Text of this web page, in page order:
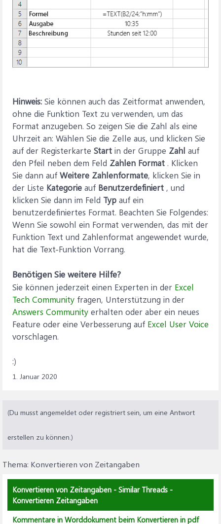
Hinweis: Sie können auch das Zeitformat anwenden,
ohne die Funktion Text zu verwenden, um das
Format anzugeben. So zeigen Sie die Zahl als eine
Uhrzeit an: Wählen Sie die Zelle aus, und klicken Sie
auf der Registerkarte Start in der Gruppe Zahl auf
den Pfeil neben dem Feld Zahlen Format . Klicken
Sie dann auf Weitere Zahlenformate, klicken Sie in
der Liste Kategorie auf Benutzerdefiniert , und
klicken Sie dann im Feld Typ auf ein
benutzerdefiniertes Format. Beachten Sie Folgendes:
Wenn Sie sowohl ein Format verwenden, das mit der
Funktion Text und Zahlenformat angewendet wurde,
hat die Text-Funktion Vorrang.
Benötigen Sie weitere Hilfe?
Sie können jederzeit einen Experten in der Excel
Tech Community fragen, Unterstützung in der
Answers Community erhalten oder aber ein neues
Feature oder eine Verbesserung auf Excel User Voice
vorschlagen.
:)
1. Januar 2020
(Du musst angemeldet oder registriert sein, um eine Antwort
erstellen zu können.)
Thema: Konvertieren von Zeitangaben
Konvertieren von Zeitangaben - Similar Threads -
Konvertieren Zeitangaben
Kommentare in Worddokument beim Konvertieren in pdf